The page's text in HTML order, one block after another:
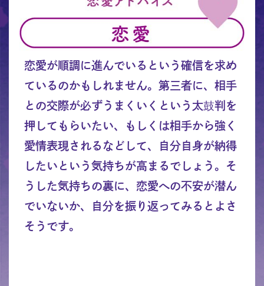
恋愛が順調に進んでいるという確信を求め
ているのかもしれません。第三者に、相手
との交際が必ずうまくいくという太鼓判を
押してもらいたい、もしくは相手から強く
愛情表現されるなどして、自分自身が納得
したいという気持ちが高まるでしょう。そ
うした気持ちの裏に、恋愛への不安が潜ん
でいないか、自分を振り返ってみるとよさ
そうです。